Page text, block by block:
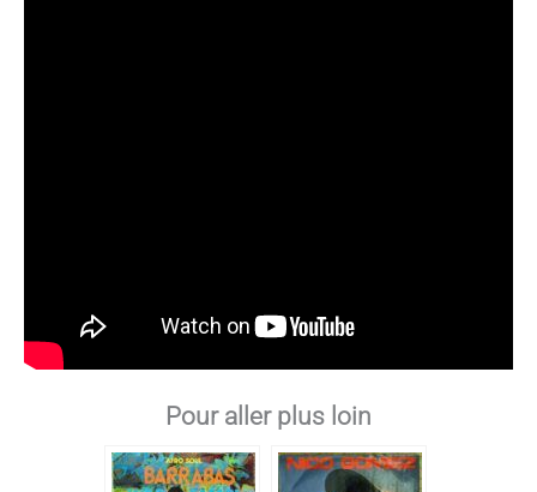
Pour aller plus loin